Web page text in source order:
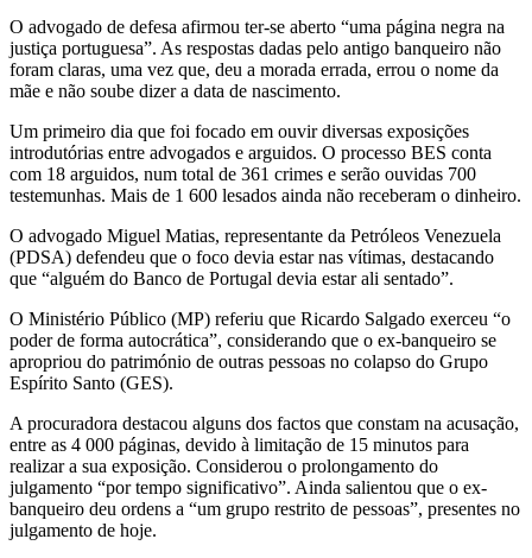
O advogado de defesa afirmou ter-se aberto “uma página negra na
justiça portuguesa”. As respostas dadas pelo antigo banqueiro não
foram claras, uma vez que, deu a morada errada, errou o nome da
mãe e não soube dizer a data de nascimento.
Um primeiro dia que foi focado em ouvir diversas exposições
introdutórias entre advogados e arguidos. O processo BES conta
com 18 arguidos, num total de 361 crimes e serão ouvidas 700
testemunhas. Mais de 1 600 lesados ainda não receberam o dinheiro.
O advogado Miguel Matias, representante da Petróleos Venezuela
(PDSA) defendeu que o foco devia estar nas vítimas, destacando
que “alguém do Banco de Portugal devia estar ali sentado”.
O Ministério Público (MP) referiu que Ricardo Salgado exerceu “o
poder de forma autocrática”, considerando que o ex-banqueiro se
apropriou do património de outras pessoas no colapso do Grupo
Espírito Santo (GES).
A procuradora destacou alguns dos factos que constam na acusação,
entre as 4 000 páginas, devido à limitação de 15 minutos para
realizar a sua exposição. Considerou o prolongamento do
julgamento “por tempo significativo”. Ainda salientou que o ex-
banqueiro deu ordens a “um grupo restrito de pessoas”, presentes no
julgamento de hoje.